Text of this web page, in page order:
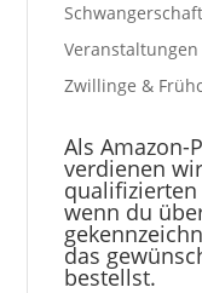
Veranstaltungen
Zwillinge &
Als Amazon-
verdienen
qualifizierten
wenn du
das
bestellst.